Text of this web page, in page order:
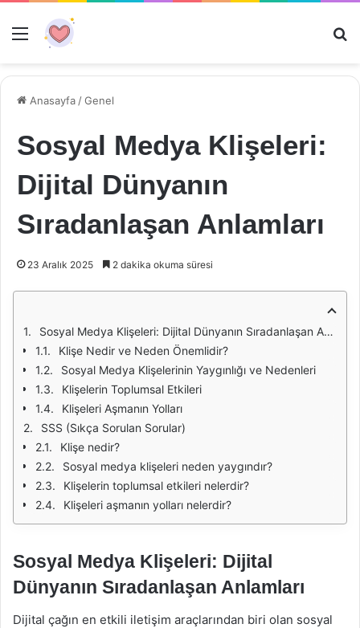
Menü
Anasayfa /Genel
Sosyal Medya Klişeleri:
Dijital Dünyanın
Sıradanlaşan Anlamları
23 Aralık 2025 2 dakika okuma süresi
Sosyal Medya Klişeleri: Dijital Dünyanın Sıradanlaşan Anlamları
Klişe Nedir ve Neden Önemlidir?
Sosyal Medya Klişelerinin Yaygınlığı ve Nedenleri
Klişelerin Toplumsal Etkileri
Klişeleri Aşmanın Yolları
SSS (Sıkça Sorulan Sorular)
Klişe nedir?
Sosyal medya klişeleri neden yaygındır?
Klişelerin toplumsal etkileri nelerdir?
Klişeleri aşmanın yolları nelerdir?
Sosyal Medya Klişeleri: Dijital
Dünyanın Sıradanlaşan Anlamları
Dijital çağın en etkili iletişim araçlarından biri olan sosyal